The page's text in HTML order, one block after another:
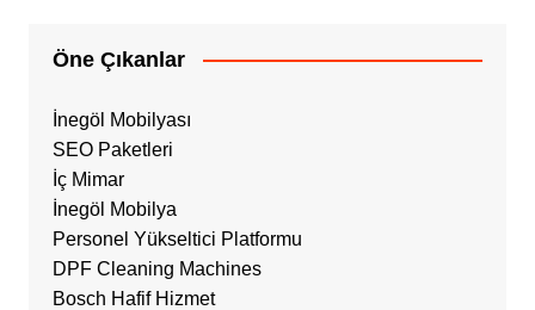
Öne Çıkanlar
İnegöl Mobilyası
SEO Paketleri
İç Mimar
İnegöl Mobilya
Personel Yükseltici Platformu
DPF Cleaning Machines
Bosch Hafif Hizmet